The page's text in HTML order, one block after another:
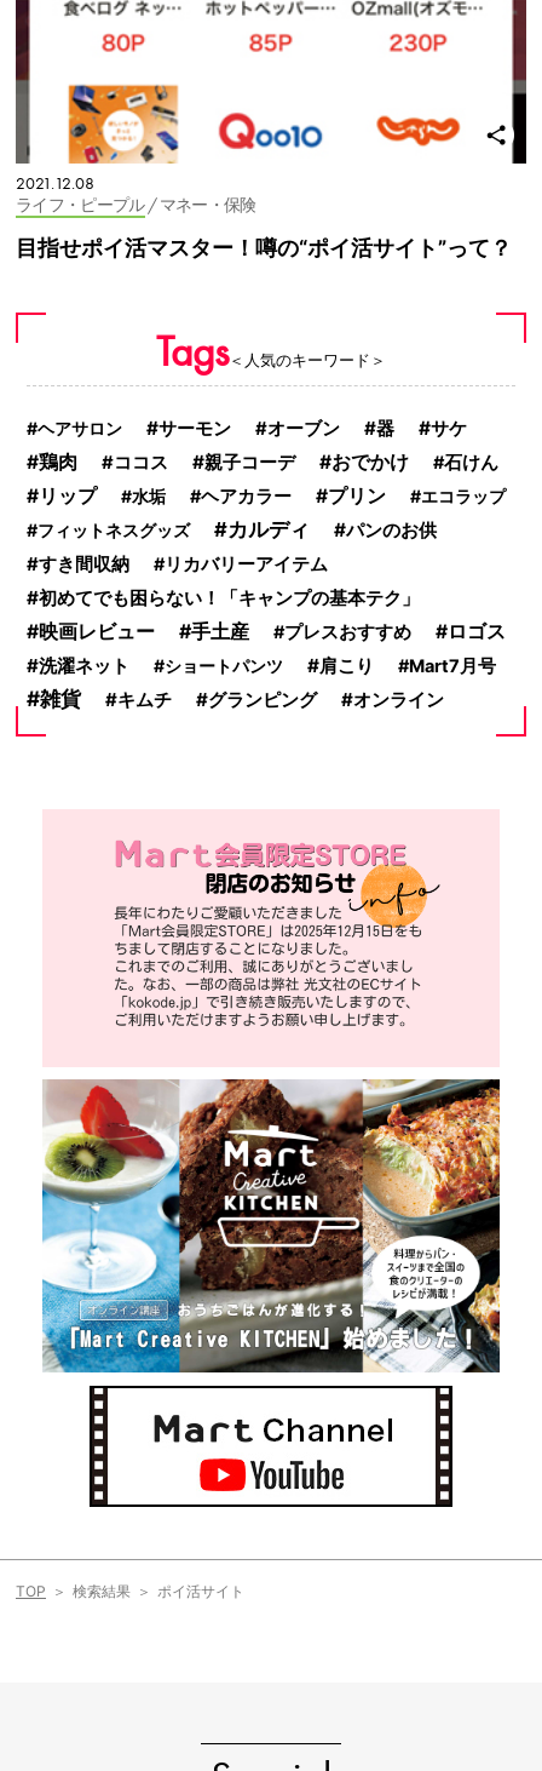
2021.12.08
ライフ・ピープル/ マネー・保険
目指せポイ活マスター！噂の“ポイ活サイト”って？
Tags＜人気のキーワード＞
ヘアサロン サーモン オーブン 器
サケ
鶏肉
ココス 親子コーデ おでかけ 石けん
リップ 水垢 ヘアカラー プリン
エコラップ
フィットネスグッズ
カルディ パンのお供
すき間収納 リカバリーアイテム
初めてでも困らない！「キャンプの基本テク」
映画レビュー
手土産 プレスおすすめ
ロゴス
洗濯ネット
ショートパンツ 肩こり Mart7月号
雑貨 キムチ グランピング オンライン
TOP 検索結果 ポイ活サイト